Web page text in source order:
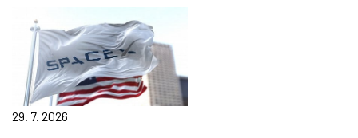
29. 7. 2026